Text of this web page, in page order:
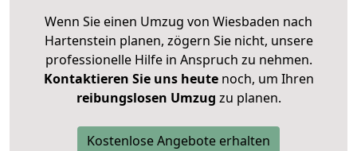
Wenn Sie einen Umzug von Wiesbaden nach
Hartenstein planen, zögern Sie nicht, unsere
professionelle Hilfe in Anspruch zu nehmen.
Kontaktieren Sie uns heutenoch, um Ihren
reibungslosen Umzug zu planen.
Kostenlose Angebote erhalten